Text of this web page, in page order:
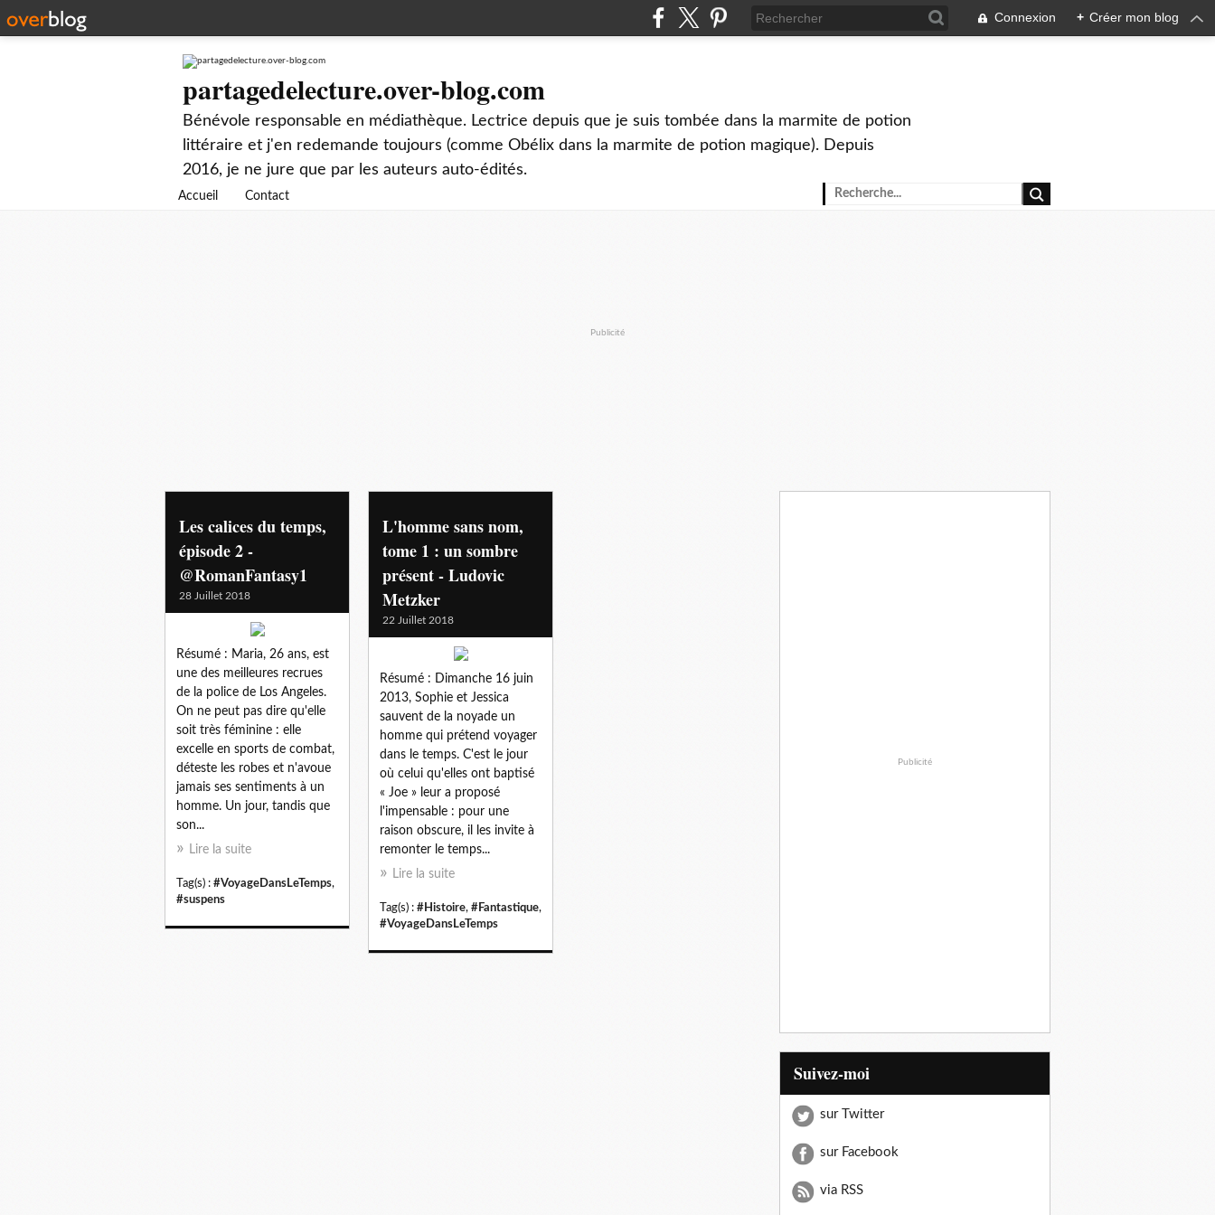
Connexion + Créer mon blog
partagedelecture.over-blog.com
Bénévole responsable en médiathèque. Lectrice depuis que je suis tombée dans la marmite de potion
littéraire et j'en redemande toujours (comme Obélix dans la marmite de potion magique). Depuis
2016, je ne jure que par les auteurs auto-édités.
Accueil Contact
Publicité
voyagedansletemps
Les calices du temps,
épisode 2 -
@RomanFantasy1
28 Juillet 2018
Résumé : Maria, 26 ans, est
une des meilleures recrues
de la police de Los Angeles.
On ne peut pas dire qu'elle
soit très féminine : elle
excelle en sports de combat,
déteste les robes et n'avoue
jamais ses sentiments à un
homme. Un jour, tandis que
son...
Lire la suite
Tag(s) : #VoyageDansLeTemps,
#suspens
L'homme sans nom,
tome 1 : un sombre
présent - Ludovic
Metzker
22 Juillet 2018
Résumé : Dimanche 16 juin
2013, Sophie et Jessica
sauvent de la noyade un
homme qui prétend voyager
dans le temps. C'est le jour
où celui qu'elles ont baptisé
« Joe » leur a proposé
l'impensable : pour une
raison obscure, il les invite à
remonter le temps...
Lire la suite
Tag(s) : #Histoire, #Fantastique,
#VoyageDansLeTemps
Publicité
Suivez-moi
sur Twitter
sur Facebook
via RSS